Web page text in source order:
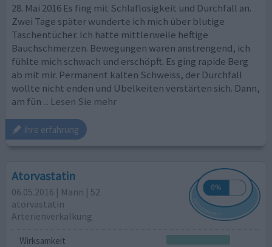
28. Mai 2016 Es fing mit Schlaflosigkeit und Durchfall an.
Zwei Tage später wunderte ich mich über blutige
Taschentücher. Ich hatte mittlerweile heftige
Bauchschmerzen. Bewegungen waren anstrengend, ich
fühlte mich schwach und erschöpft. Es ging rapide Berg
ab mit mir. Permanent kalten Schweiss, der Durchfall
wollte nicht enden und Übelkeiten verstärten sich. Dann,
am fün ... Lesen Sie mehr
ihre erfahrung
Atorvastatin
06.05.2016 | Mann | 52
atorvastatin
Arterienverkalkung
Wirksamkeit